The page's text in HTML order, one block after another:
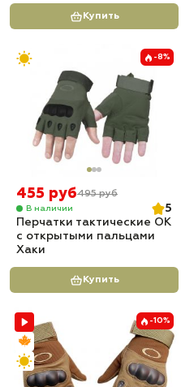
Купить
-8%
455 руб495 руб
В наличии
5
Перчатки тактические OK
с открытыми пальцами
Хаки
Купить
-10%